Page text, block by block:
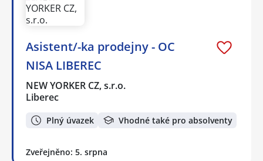
Asistent/-ka prodejny - OC
NISA LIBEREC
NEW YORKER CZ, s.r.o.
Liberec
Plný úvazek Vhodné také pro absolventy
Zveřejněno: 5. srpna